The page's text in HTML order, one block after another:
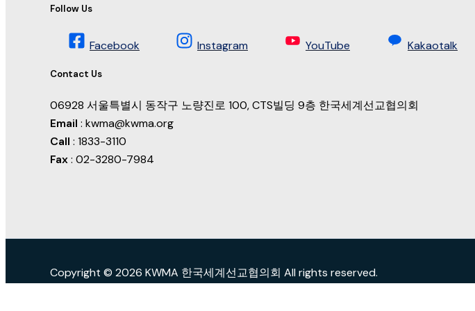
Follow Us
Facebook Instagram YouTube Kakaotalk
Contact Us
06928 서울특별시 동작구 노량진로 100, CTS빌딩 9층 한국세계선교협의회
Email : kwma@kwma.org
Call : 1833-3110
Fax: 02-3280-7984
Copyright © 2026 KWMA 한국세계선교협의회 All rights reserved.